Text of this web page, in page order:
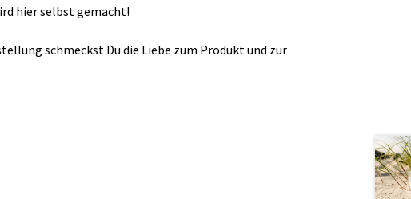
hier selbst gemacht!
schmeckst Du die Liebe zum Produkt und zur